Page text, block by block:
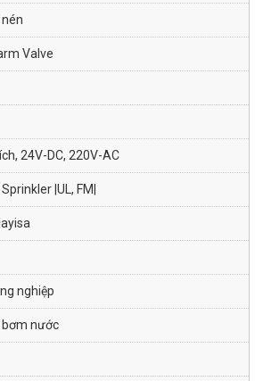
Valve
24V-DC, 220V-AC
|UL, FM|
nghiệp
bơm nước